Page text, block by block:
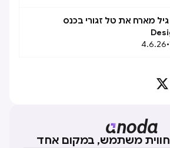
מארח את טל זגורי בכנס
•
4.6.26

חווית משתמש, במקום אחד